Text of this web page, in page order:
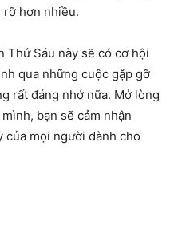
rỡ hơn nhiều.
Thứ Sáu này sẽ có cơ hội
qua những cuộc gặp gỡ
rất đáng nhớ nữa. Mở lòng
bạn sẽ cảm nhận
mọi người dành cho